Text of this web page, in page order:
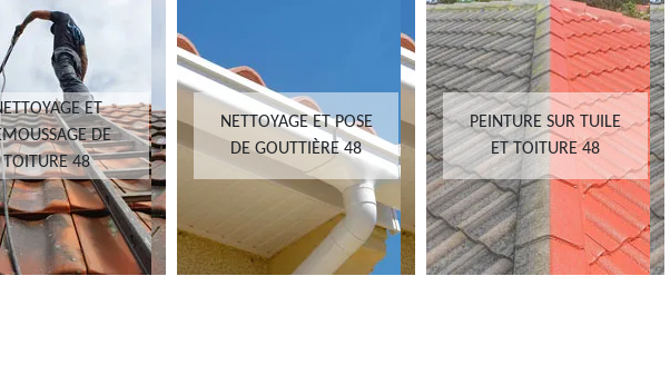
ET
DE
TOITURE 48
NETTOYAGE ET POSE
DE GOUTTIÈRE 48
PEINTURE SUR TUILE
ET TOITURE 48